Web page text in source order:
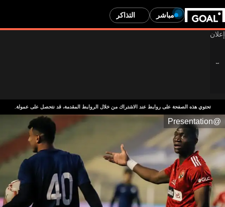
مباشر التذاكر
تحتوي هذه الصفحة على روابط عند الاشتراك من خلال الروابط المقدمة، قد نتحصل على عمولة.
@Presentation